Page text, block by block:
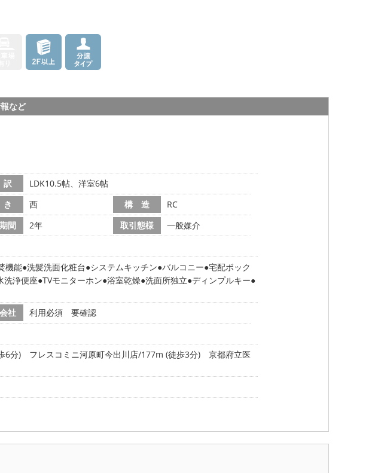
など
LDK10.5帖、洋室6帖
西 構 造
RC
間 2年 取引態様
一般媒介
機能 洗髪洗面化粧台 システムキッチン バルコニー 宅配ボック
洗浄便座 TVモニターホン 浴室乾燥 洗面所独立 ディンプルキー
社
利用必須 要確認
6分) フレスコミニ河原町今出川店/177m (徒歩3分)
京都府立医